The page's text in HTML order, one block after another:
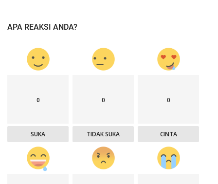
APA REAKSI ANDA?
0
SUKA
0
TIDAK SUKA
0
CINTA